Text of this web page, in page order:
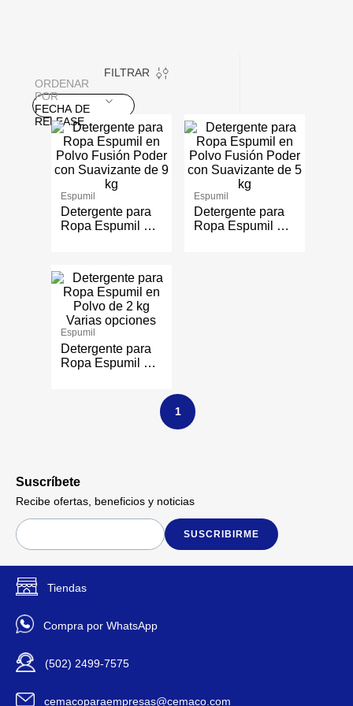
FILTRAR
ORDENAR
POR
FECHA DE
RELEASE
Espumil
Detergente para
Ropa Espumil en
kg
Espumil
Detergente para
Ropa Espumil en
Varias opciones
Espumil
Detergente para
Ropa Espumil en
1
Suscríbete
Recibe ofertas, beneficios y noticias
SUSCRIBIRME
Tiendas
Compra por WhatsApp
(502) 2499-7575
cemacoparaempresas@cemaco.com